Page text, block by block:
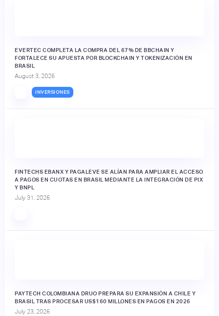
EVERTEC COMPLETA LA COMPRA DEL 67% DE BBCHAIN Y
FORTALECE SU APUESTA POR BLOCKCHAIN Y TOKENIZACIÓN EN
BRASIL
August 3, 2026
INVERSIONES
FINTECHS EBANX Y PAGALEVE SE ALÍAN PARA AMPLIAR EL ACCESO
A PAGOS EN CUOTAS EN BRASIL MEDIANTE LA INTEGRACIÓN DE PIX
Y BNPL
July 31, 2026
PAYTECH COLOMBIANA DRUO PREPARA SU EXPANSIÓN A CHILE Y
BRASIL TRAS PROCESAR US$160 MILLONES EN PAGOS EN 2026
July 23, 2026